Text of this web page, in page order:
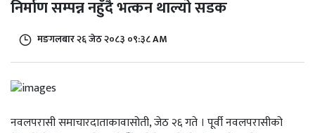
निर्माण सम्पन्न नहुँदै भत्कन थाल्यो सडक
मङगलबार २६ जेठ २०८३ ०९:३८ AM
नवलपरासी समाचारदाताकावासोती, जेठ २६ गते । पूर्वी नवलपरासीको